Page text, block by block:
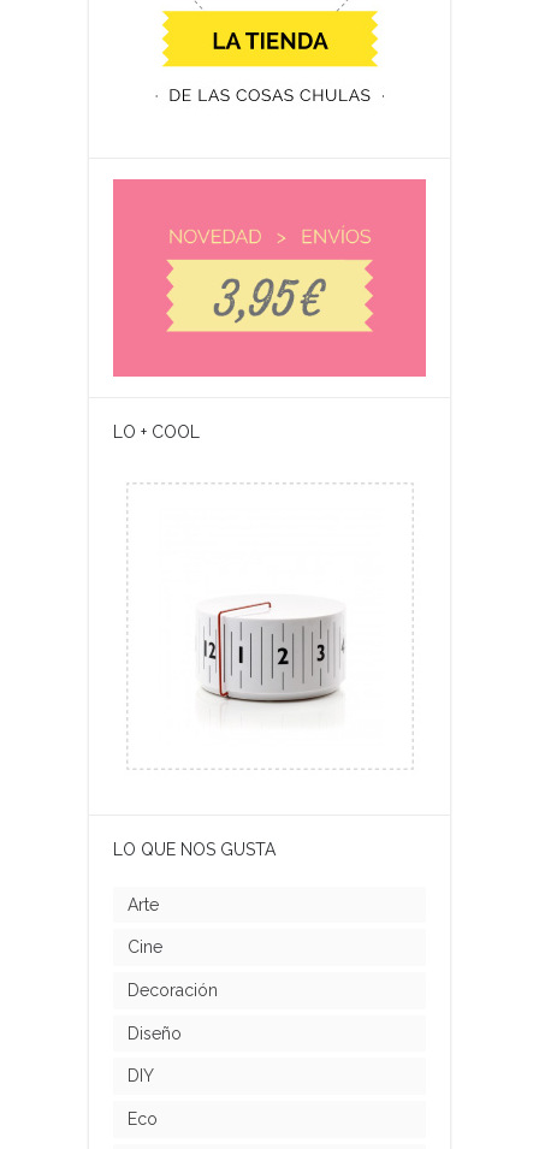
LO + COOL
LO QUE NOS GUSTA
Arte
Cine
Decoración
Diseño
DIY
Eco